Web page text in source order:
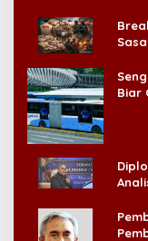
Biar